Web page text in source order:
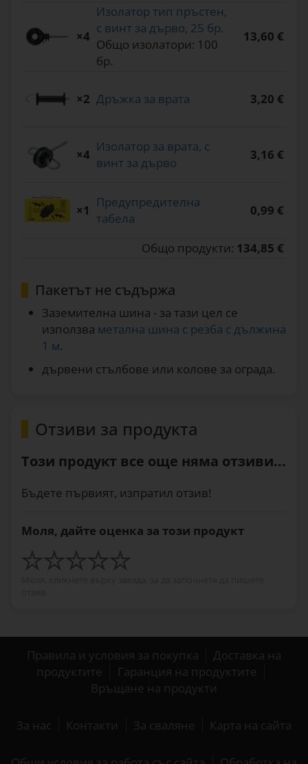
×4
Изолатор тип пръстен,
с винт за дърво, 25 бр.
Общо изолатори: 100
бр.
13,60 €
×2 Дръжка за врата 3,20 €
×4
Изолатор за врата, с
винт за дърво
3,16 €
×1
Предупредителна
табела
0,99 €
Общо продукти: 134,85 €
Пакетът не съдържа
Заземителна шина - за тази цел се
използва метална шина с резба с дължина
1 м.
дървени стълбове или колове за ограда.
Отзиви за продукта
Този продукт все още няма отзиви...
Бъдете първият, изпратил отзив!
Моля, дайте оценка за този продукт
Правила и условия за покупка
Доставка на
продуктите
Гаранция на продуктите
Връщане на продукти
За нас Контакти За сваляне Карта на сайта